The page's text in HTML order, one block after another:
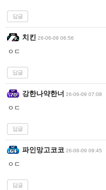
답글
치킨 26-06-09 06:56
ㅇㄷ
답글
강한나약한너 26-06-09 07:08
ㅇㄷ
답글
파인망고코코 26-06-09 09:45
ㅇㄷ
답글